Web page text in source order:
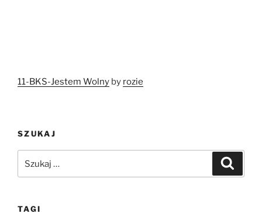
11-BKS-Jestem Wolny by rozie
SZUKAJ
TAGI